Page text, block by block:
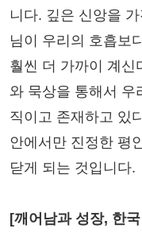
니다. 깊은 신앙을
님이 우리의 호흡보
훨씬 더 가까이 계신
와 묵상을 통해서 우
직이고 존재하고 있
안에서만 진정한 평
닫게 되는 것입니다.
[깨어남과 성장, 한